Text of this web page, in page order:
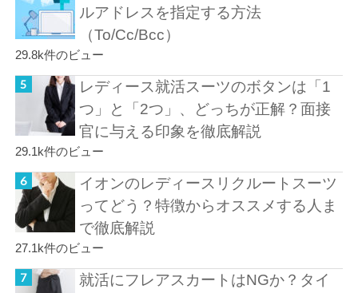
ルアドレスを指定する方法
（To/Cc/Bcc）
29.8k件のビュー
レディース就活スーツのボタンは「1
つ」と「2つ」、どっちが正解？面接
官に与える印象を徹底解説
29.1k件のビュー
イオンのレディースリクルートスーツ
ってどう？特徴からオススメする人ま
で徹底解説
27.1k件のビュー
就活にフレアスカートはNGか？タイ